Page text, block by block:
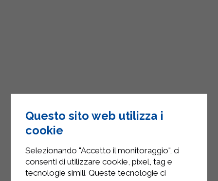
Questo sito web utilizza i
cookie
Selezionando "Accetto il monitoraggio", ci
consenti di utilizzare cookie, pixel, tag e
tecnologie simili. Queste tecnologie ci